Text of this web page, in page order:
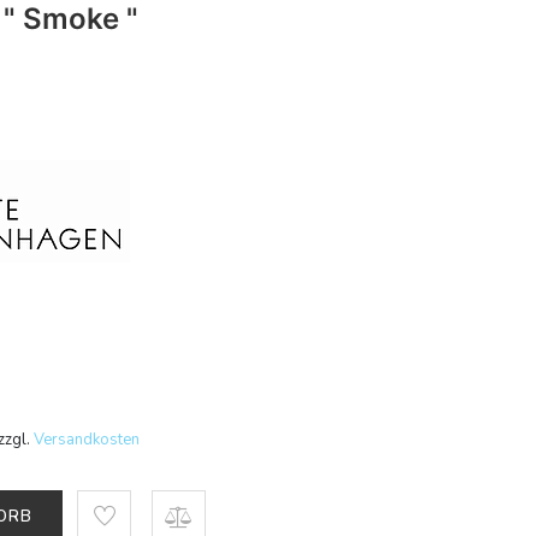
Smoke "
Versandkosten